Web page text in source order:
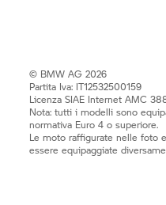
© BMW AG 2026
Partita Iva: IT12532500159
Licenza SIAE Internet AMC
Nota: tutti i modelli sono
normativa Euro 4 o superiore.
Le moto raffigurate nelle foto
essere equipaggiate